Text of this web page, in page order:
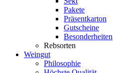
Pakete
Präsentkarton
Gutscheine
Besonderheiten
Rebsorten
Weingut
Philosophie